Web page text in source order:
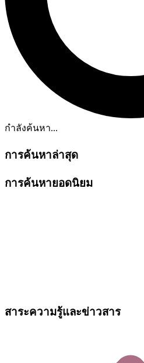
กำลังค้นหา...
การค้นหาล่าสุด
การค้นหายอดนิยม
สาระความรู้และข่าวสาร